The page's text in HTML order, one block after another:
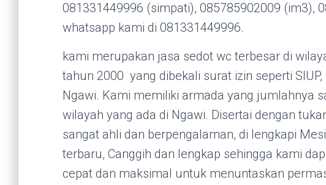
081331449996 (simpati), 085785902009 (im3),
whatsapp kami di 081331449996.
kami merupakan jasa sedot wc terbesar di
tahun 2000 yang dibekali surat izin seperti
Ngawi. Kami memiliki armada yang jumlahnya
wilayah yang ada di Ngawi. Disertai dengan
sangat ahli dan berpengalaman, di lengkapi
terbaru, Canggih dan lengkap sehingga kami
cepat dan maksimal untuk menuntaskan